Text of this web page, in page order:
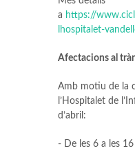
a https://
lhospitalet-
Afectacions al
Amb motiu de la
l’Hospitalet de
d’abril:
- De les 6 a les